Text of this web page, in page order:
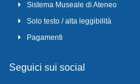
Sistema Museale di Ateneo
Solo testo / alta leggibilità
Pagamenti
Seguici sui social